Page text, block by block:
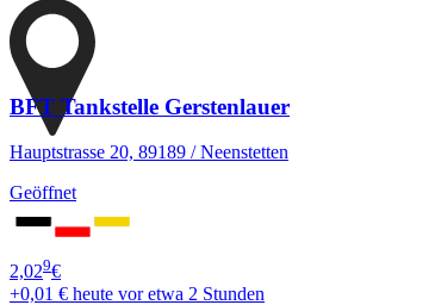
BFT Tankstelle Gerstenlauer
Hauptstrasse 20, 89189 / Neenstetten
Geöffnet
2,029€
+0,01 € heute vor etwa 2 Stunden